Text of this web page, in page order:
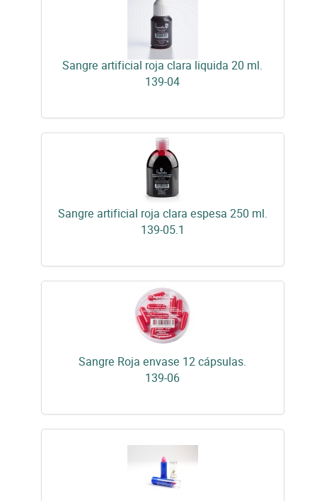
Sangre artificial roja clara liquida 20 ml.
139-04
Sangre artificial roja clara espesa 250 ml.
139-05.1
Sangre Roja envase 12 cápsulas.
139-06